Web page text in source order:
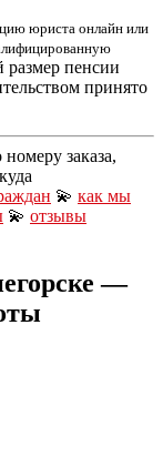
юриста онлайн или
размер пенсии
принято
заказа,
💫 как мы
💫 отзывы
—